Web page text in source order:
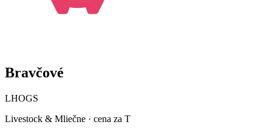
Bravčové
LHOGS
Livestock & Mliečne · cena za T